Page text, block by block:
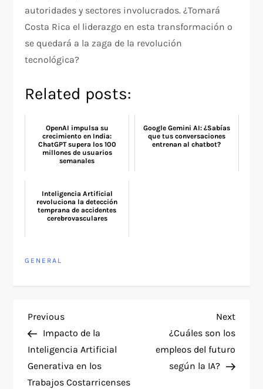
autoridades y sectores involucrados. ¿Tomará
Costa Rica el liderazgo en esta transformación o
se quedará a la zaga de la revolución
tecnológica?
Related posts:
OpenAI impulsa su
crecimiento en India:
ChatGPT supera los 100
millones de usuarios
semanales
Google Gemini AI: ¿Sabías
que tus conversaciones
entrenan al chatbot?
Inteligencia Artificial
revoluciona la detección
temprana de accidentes
cerebrovasculares
GENERAL
P
o
s
Previous
Post
Previous
Impacto de la
Inteligencia Artificial
Generativa en los
Trabajos Costarricenses
Next
Post
Next
¿Cuáles son los
empleos del futuro
según la IA?